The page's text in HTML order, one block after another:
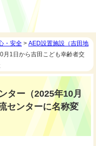
・安全 > AED設置施設（吉田地
月1日から吉田こども幸齢者交
ター（2025年10月
センターに名称変